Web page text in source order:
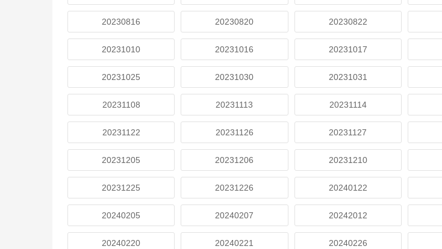
20230816 20230820 20230822
20231010 20231016 20231017
20231025 20231030 20231031
20231108 20231113 20231114
20231122 20231126 20231127
20231205 20231206 20231210
20231225 20231226 20240122
20240205 20240207 20242012
20240220 20240221 20240226